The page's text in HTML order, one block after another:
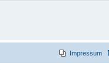
Impressum